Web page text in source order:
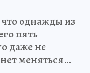
однажды из
пять
даже не
меняться…